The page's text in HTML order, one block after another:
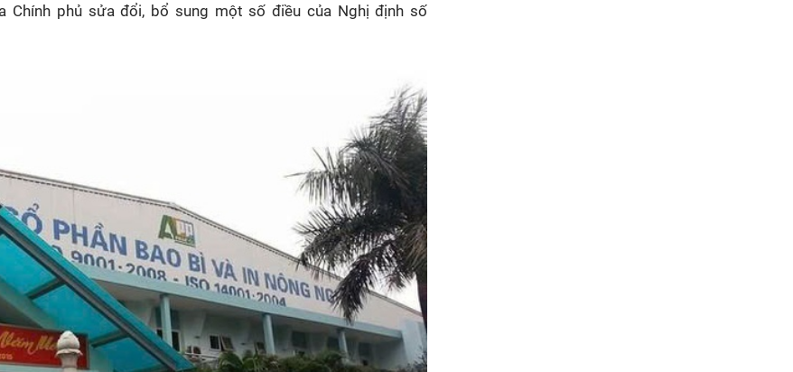
Chính phủ sửa đổi, bổ sung một số điều của Nghị định số